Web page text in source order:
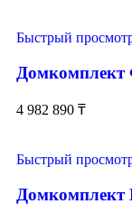
Быстрый
Домкомплект
4 982 890 ₸
Быстрый
Домкомплект